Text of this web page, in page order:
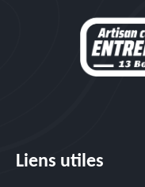
Liens utiles